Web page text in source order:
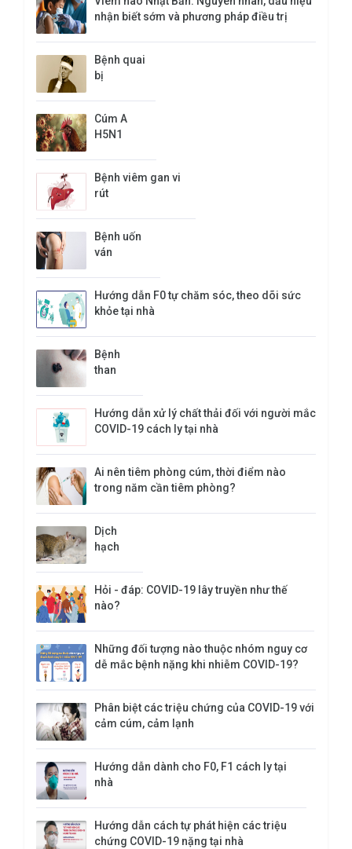
nhận biết sớm và phương pháp điều trị
Bệnh quai
bị
​Cúm A
H5N1
Bệnh viêm gan vi
rút
Bệnh uốn
ván
Hướng dẫn F0 tự chăm sóc, theo dõi sức
khỏe tại nhà
Bệnh
than
Hướng dẫn xử lý chất thải đối với người mắc
COVID-19 cách ly tại nhà
Ai nên tiêm phòng cúm, thời điểm nào
trong năm cần tiêm phòng?
​Dịch
hạch
Hỏi - đáp: COVID-19 lây truyền như thế
nào?
Những đối tượng nào thuộc nhóm nguy cơ
dễ mắc bệnh nặng khi nhiễm COVID-19?
Phân biệt các triệu chứng của COVID-19 với
cảm cúm, cảm lạnh
Hướng dẫn dành cho F0, F1 cách ly tại
nhà
Hướng dẫn cách tự phát hiện các triệu
chứng COVID-19 nặng tại nhà